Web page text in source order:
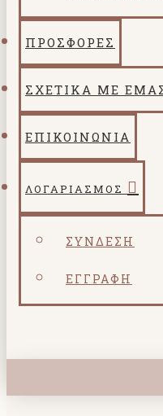
ΠΡΟΣΦΟΡΕΣ
ΣΧΕΤΙΚΑ ΜΕ
ΕΠΙΚΟΙΝΩΝΙΑ
ΛΟΓΑΡΙΑΣΜΌΣ
ΣΎΝΔΕΣΗ
ΕΓΓΡΑΦΉ